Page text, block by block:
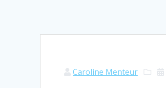
Caroline Menteur